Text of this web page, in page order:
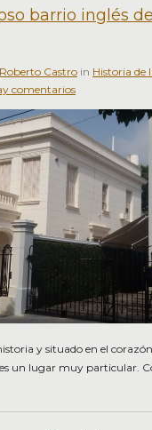
barrio inglés
Roberto Castro in Historia de
comentarios
y situado en el
un lugar muy particular.